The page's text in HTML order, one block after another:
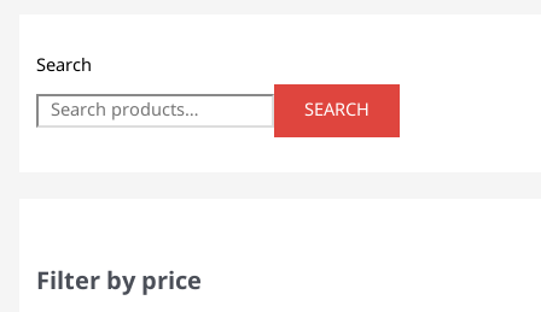
Search
SEARCH
Filter by price